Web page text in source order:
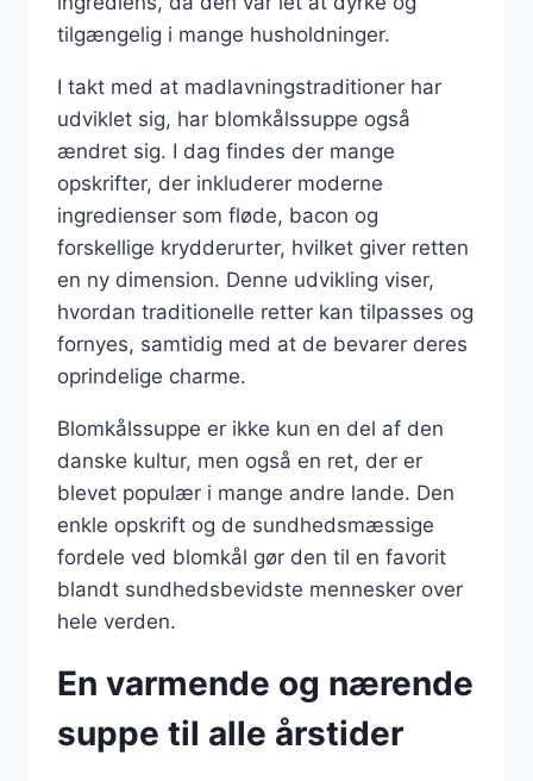
tilgængelig i mange husholdninger.
I takt med at madlavningstraditioner har
udviklet sig, har blomkålssuppe også
ændret sig. I dag findes der mange
opskrifter, der inkluderer moderne
ingredienser som fløde, bacon og
forskellige krydderurter, hvilket giver retten
en ny dimension. Denne udvikling viser,
hvordan traditionelle retter kan tilpasses og
fornyes, samtidig med at de bevarer deres
oprindelige charme.
Blomkålssuppe er ikke kun en del af den
danske kultur, men også en ret, der er
blevet populær i mange andre lande. Den
enkle opskrift og de sundhedsmæssige
fordele ved blomkål gør den til en favorit
blandt sundhedsbevidste mennesker over
hele verden.
En varmende og nærende
suppe til alle årstider